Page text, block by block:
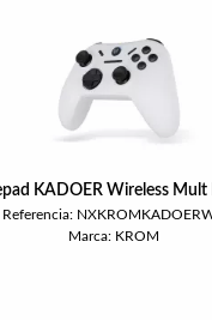
KADOER Wireless Mult
Referencia:
Marca: KROM